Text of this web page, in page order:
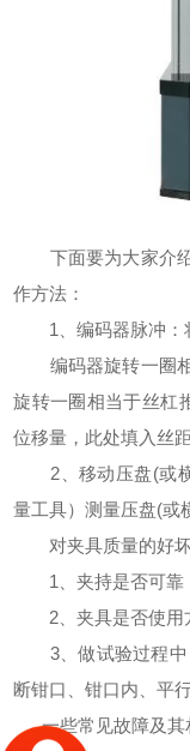
下面要为大家介绍
作方法：
1、编码器脉冲：将
编码器旋转一圈相
旋转一圈相当于丝杠
位移量，此处填入丝距
2、移动压盘(或横
量工具）测量压盘(或
对夹具质量的好坏
1、夹持是否可靠
2、夹具是否使用
3、做试验过程中
断钳口、钳口内、平
一些常见故障及其